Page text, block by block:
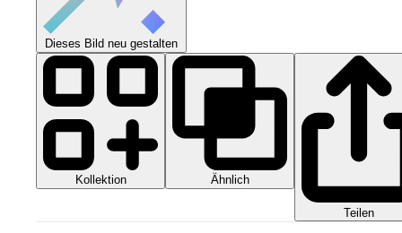
Dieses Bild neu gestalten
Kollektion Ähnlich
Teilen